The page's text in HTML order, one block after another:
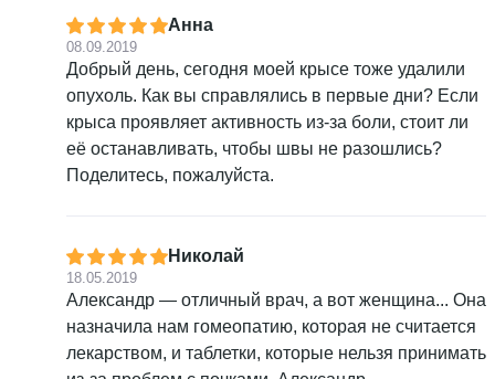
Анна
08.09.2019
Добрый день, сегодня моей крысе тоже удалили
опухоль. Как вы справлялись в первые дни? Если
крыса проявляет активность из-за боли, стоит ли
её останавливать, чтобы швы не разошлись?
Поделитесь, пожалуйста.
Николай
18.05.2019
Александр — отличный врач, а вот женщина... Она
назначила нам гомеопатию, которая не считается
лекарством, и таблетки, которые нельзя принимать